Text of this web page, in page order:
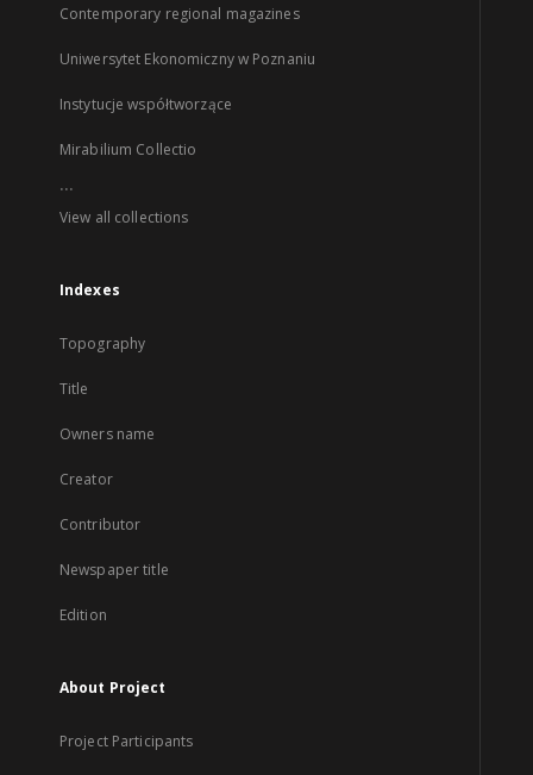
Contemporary regional magazines
Uniwersytet Ekonomiczny w Poznaniu
Instytucje współtworzące
Mirabilium Collectio
...
View all collections
Indexes
Topography
Title
Owners name
Creator
Contributor
Newspaper title
Edition
About Project
Project Participants